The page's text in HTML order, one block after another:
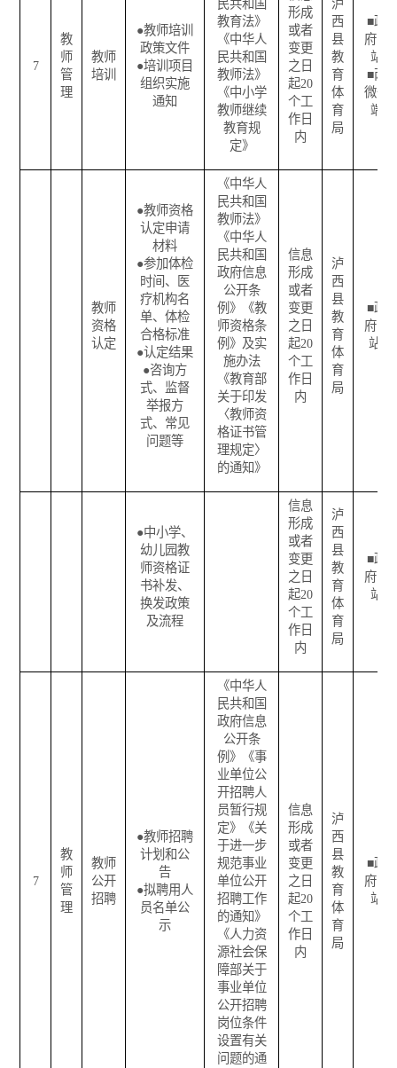
7
教
师
管
理
教师
培训
●教师培训
政策文件
●培训项目
组织实施
通知
民共和国
教育法》
《中华人
民共和国
教师法》
《中小学
教师继续
教育规
定》
形成
或者
变更
之日
起20
个工
作日
内
泸
西
县
教
育
体
育
局
■政
府网
站
■两
微一
端
教师
资格
认定
●教师资格
认定申请
材料
●参加体检
时间、医
疗机构名
单、体检
合格标准
●认定结果
●咨询方
式、监督
举报方
式、常见
问题等
《中华人
民共和国
教师法》
《中华人
民共和国
政府信息
公开条
例》《教
师资格条
例》及实
施办法
《教育部
关于印发
〈教师资
格证书管
理规定〉
的通知》
信息
形成
或者
变更
之日
起20
个工
作日
内
泸
西
县
教
育
体
育
局
■政
府网
站
●中小学、
幼儿园教
师资格证
书补发、
换发政策
及流程
信息
形成
或者
变更
之日
起20
个工
作日
内
泸
西
县
教
育
体
育
局
■政
府网
站
7
教
师
管
理
教师
公开
招聘
●教师招聘
计划和公
告
●拟聘用人
员名单公
示
《中华人
民共和国
政府信息
公开条
例》《事
业单位公
开招聘人
员暂行规
定》《关
于进一步
规范事业
单位公开
招聘工作
的通知》
《人力资
源社会保
障部关于
事业单位
公开招聘
岗位条件
设置有关
问题的通
信息
形成
或者
变更
之日
起20
个工
作日
内
泸
西
县
教
育
体
育
局
■政
府网
站